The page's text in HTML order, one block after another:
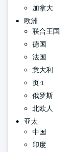
加拿大
欧洲
联合王国
德国
法国
意大利
页:1
俄罗斯
北欧人
亚太
中国
印度